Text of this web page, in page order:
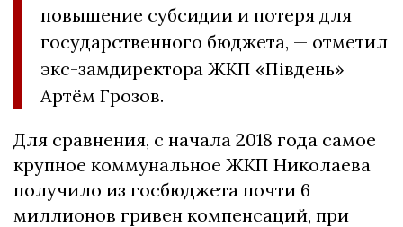
повышение субсидии и потеря для
государственного бюджета, — отметил
экс-замдиректора ЖКП «Південь»
Артём Грозов.
Для сравнения, с начала 2018 года самое
крупное коммунальное ЖКП Николаева
получило из госбюджета почти 6
миллионов гривен компенсаций, при